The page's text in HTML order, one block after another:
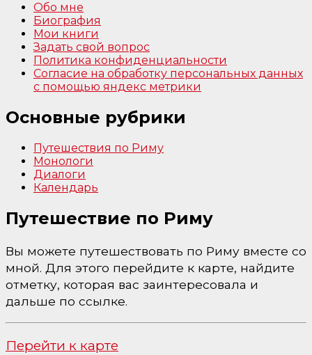
Обо мне
Биография
Мои книги
Задать свой вопрос
Политика конфиденциальности
Согласие на обработку персональных данных
с помощью яндекс метрики
Основные рубрики
Путешествия по Риму
Монологи
Диалоги
Календарь
Путешествие по Риму
Вы можете путешествовать по Риму вместе со
мной. Для этого перейдите к карте, найдите
отметку, которая вас заинтересовала и
дальше по ссылке.
Перейти к карте